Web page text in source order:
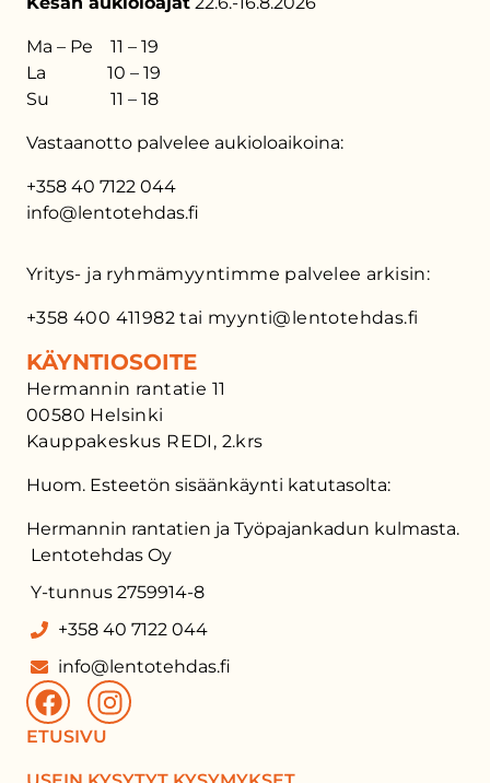
Ma – Pe 11 – 19
La 10 – 19
Su 11 – 18
Vastaanotto palvelee aukioloaikoina:
+358 40 7122 044
info@lentotehdas.fi
Yritys- ja ryhmämyyntimme palvelee arkisin:
+358 400 411982 tai myynti@lentotehdas.fi
KÄYNTIOSOITE
Hermannin rantatie 11
00580 Helsinki
Kauppakeskus REDI, 2.krs
Huom. Esteetön sisäänkäynti katutasolta:
Hermannin rantatien ja Työpajankadun kulmasta.
Lentotehdas Oy
Y-tunnus 2759914-8
+358 40 7122 044
info@lentotehdas.fi
ETUSIVU